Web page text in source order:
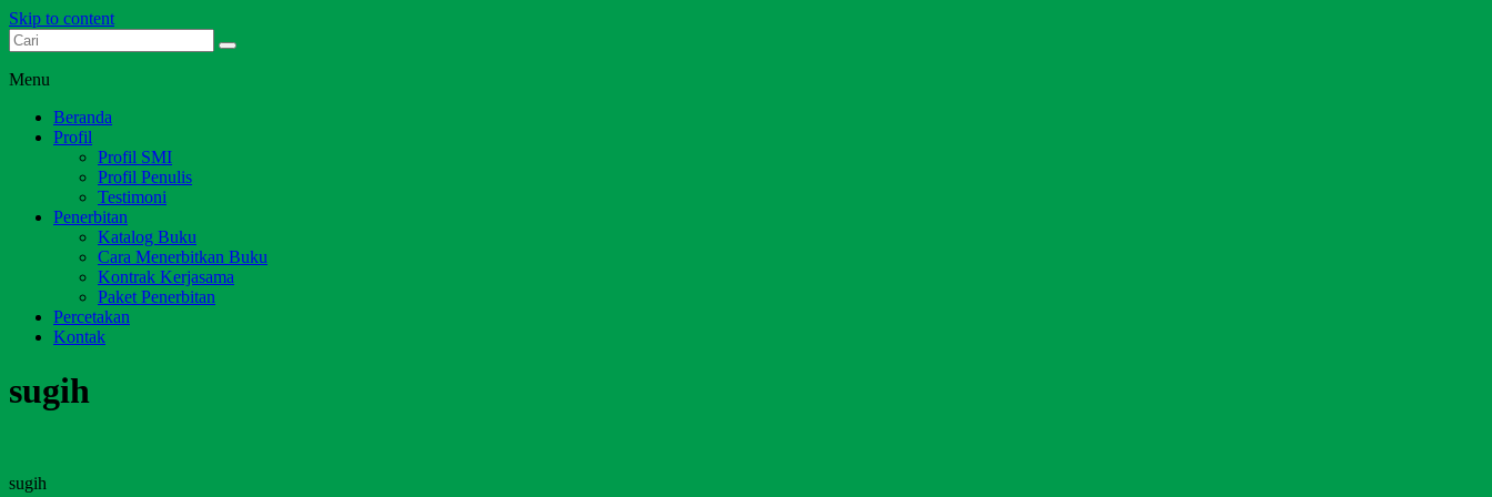
Skip to content
Dari Jambi untuk Indonesia
Menu
Beranda
Profil
Profil SMI
Profil Penulis
Testimoni
Penerbitan
Katalog Buku
Cara Menerbitkan Buku
Kontrak Kerjasama
Paket Penerbitan
Percetakan
Kontak
sugih
sugih